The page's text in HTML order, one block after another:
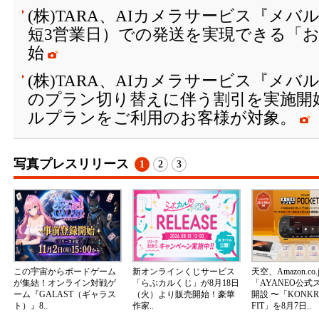
(株)TARA、AIカメラサービス『メバ
短3営業日）での発送を実現できる「
始
(株)TARA、AIカメラサービス『メバ
のプラン切り替えに伴う割引を実施開
ルプランをご利用のお客様が対象。
写真プレスリリース 1 2 3
この宇宙からボードゲーム
が集結！オンライン対戦ゲ
ーム『GALAST（ギャラス
ト）』8..
新オンラインくじサービス
「らぶカルくじ」が8月18日
（火）より販売開始！豪華
作家..
天空、
「AYANEO公式
開設 〜「
FIT」を8月7日..